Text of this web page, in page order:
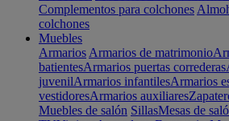
Complementos para colchones
colchones
Muebles
Armarios Armarios de matrimonio
batientesArmarios puertas correderas
juvenilArmarios infantilesArmarios
vestidoresArmarios auxiliares
Muebles de salón SillasMesas de